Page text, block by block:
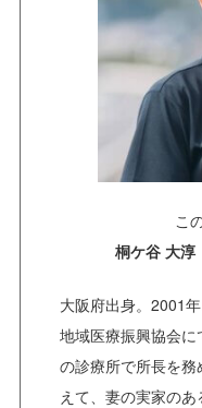
こ
桐ケ谷 大淳
大阪府出身。2001
地域医療振興協会
の診療所で所長を
えて、妻の実家の